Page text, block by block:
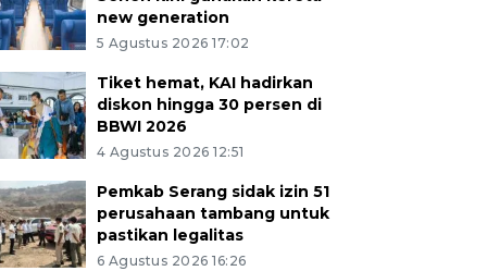
new generation
5 Agustus 2026 17:02
Tiket hemat, KAI hadirkan
diskon hingga 30 persen di
BBWI 2026
4 Agustus 2026 12:51
Pemkab Serang sidak izin 51
perusahaan tambang untuk
pastikan legalitas
6 Agustus 2026 16:26